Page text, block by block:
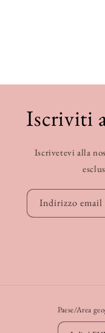
Iscriviti
Iscrivetevi alla
Indirizzo email
Paese/Area